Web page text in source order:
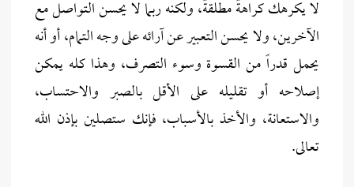
لا يكرهك كراهةً مطلقةً، ولكنه ربما لا يحسن التواصل مع
الآخرين، ولا يحسن التعبير عن آرائه على وجه التمام، أو أنه
يحمل قدراً من القسوة وسوء التصرف، وهذا كله يمكن
إصلاحه أو تقليله على الأقل بالصبر والاحتساب،
والاستعانة، والأخذ بالأسباب، فإنك ستصلين بإذن الله
تعالى.